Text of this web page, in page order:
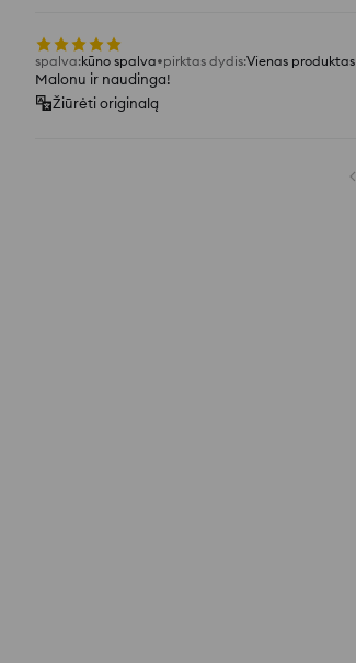
spalva:kūno spalva pirktas dydis:Vienas produktas
Malonu ir naudinga!
Žiūrėti originalą